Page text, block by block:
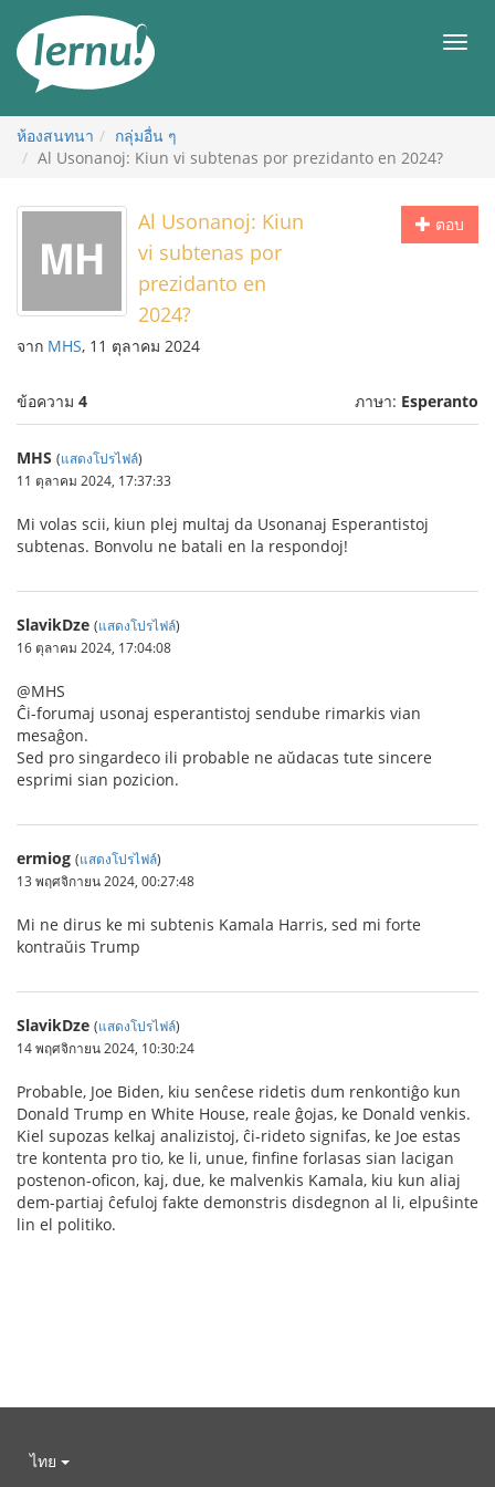
สารบัญ
เมนู
ห้องสนทนา
กลุ่มอื่น ๆ
Al Usonanoj: Kiun vi subtenas por prezidanto en 2024?
ตอบ
Al Usonanoj: Kiun
vi subtenas por
prezidanto en
2024?
จาก MHS, 11 ตุลาคม 2024
ข้อความ 4 ภาษา: Esperanto
MHS (แสดงโปรไฟล์)
11 ตุลาคม 2024, 17:37:33
Mi volas scii, kiun plej multaj da Usonanaj Esperantistoj
subtenas. Bonvolu ne batali en la respondoj!
SlavikDze (แสดงโปรไฟล์)
16 ตุลาคม 2024, 17:04:08
@MHS
Ĉi-forumaj usonaj esperantistoj sendube rimarkis vian
mesaĝon.
Sed pro singardeco ili probable ne aŭdacas tute sincere
esprimi sian pozicion.
ermiog (แสดงโปรไฟล์)
13 พฤศจิกายน 2024, 00:27:48
Mi ne dirus ke mi subtenis Kamala Harris, sed mi forte
kontraŭis Trump
SlavikDze (แสดงโปรไฟล์)
14 พฤศจิกายน 2024, 10:30:24
Probable, Joe Biden, kiu senĉese ridetis dum renkontiĝo kun
Donald Trump en White House, reale ĝojas, ke Donald venkis.
Kiel supozas kelkaj analizistoj, ĉi-rideto signifas, ke Joe estas
tre kontenta pro tio, ke li, unue, finfine forlasas sian lacigan
postenon-oficon, kaj, due, ke malvenkis Kamala, kiu kun aliaj
dem-partiaj ĉefuloj fakte demonstris disdegnon al li, elpuŝinte
lin el politiko.
ไทย